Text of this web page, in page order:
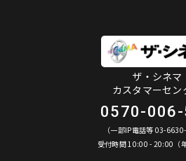
ザ・シネマ
カスタマーセン
0570-006-
（一部IP電話等 03-6630-
受付時間 10:00 - 20:00（年